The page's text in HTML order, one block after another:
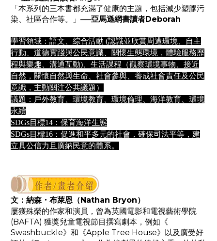
「本系列的三本書都充滿了健康的主題，包括減少塑膠污
染、社區合作等。」 ──亞馬遜網書讀者Deborah
學習領域：語文、綜合活動 (認識並欣賞周遭環境、自主
行動、道德實踐與公民意識、關懷生態環境，體驗服務歷
程與樂趣、溝通互動)、生活課程（觀察環境事物、接近
自然，關懷自然與生命、社會參與、養成社會責任及公民
意識，主動關注公共議題）
議題：戶外教育、環境教育、環境倫理、海洋教育、環境
永續
SDGs目標14：保育海洋生態
SDGs目標16：促進和平多元的社會，確保司法平等，建
立具公信力且廣納民意的體系。
文： 納森・布萊恩（Nathan Bryon）
屢獲殊榮的作家和演員，曾為英國電影和電視藝術學院
(BAFTA) 獲獎兒童電視節目撰寫劇本，例如《
Swashbuckle》和《Apple Tree House》以及廣受好